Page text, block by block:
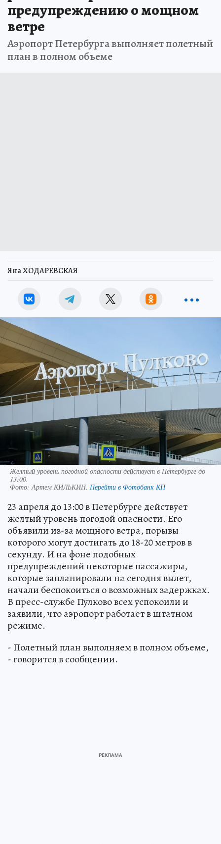
предупреждению о мощном
ветре
Аэропорт Петербурга выполняет полетный
план в полном объеме
Яна ХОДАРЕВСКАЯ
Желтый уровень погодной опасности действует в Петербурге до
13:00.
Фото:Артем КИЛЬКИН. Перейти в Фотобанк КП
23 апреля до 13:00 в Петербурге действует
желтый уровень погодой опасности. Его
объявили из-за мощного ветра, порывы
которого могут достигать до 18-20 метров в
секунду. И на фоне подобных
предупреждений некоторые пассажиры,
которые запланировали на сегодня вылет,
начали беспокоиться о возможных задержках.
В пресс-службе Пулково всех успокоили и
заявили, что аэропорт работает в штатном
режиме.
- Полетный план выполняем в полном объеме,
- говорится в сообщении.